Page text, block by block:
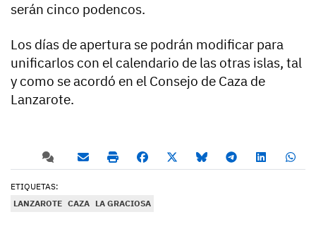
serán cinco podencos.
Los días de apertura se podrán modificar para
unificarlos con el calendario de las otras islas, tal
y como se acordó en el Consejo de Caza de
Lanzarote.
ETIQUETAS:
LANZAROTE CAZA LA GRACIOSA